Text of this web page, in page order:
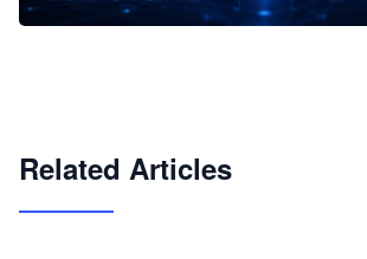
Related Articles